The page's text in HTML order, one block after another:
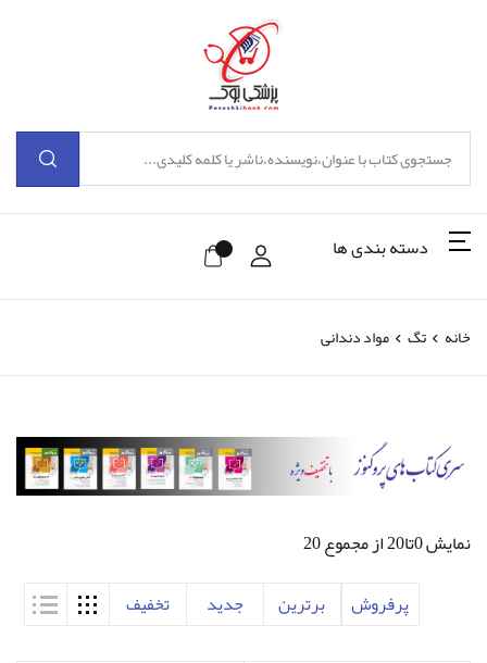
دسته بندی ها
خانه تگ مواد دندانی
نمایش 0تا20 از مجموع 20
پرفروش
برترین جدید تخفیف